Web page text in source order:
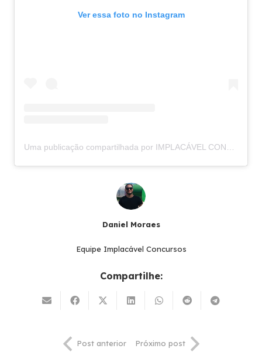
Ver essa foto no Instagram
Uma publicação compartilhada por IMPLACÁVEL CONCURSOS (@implacavelconcursos)
Daniel Moraes
Equipe Implacável Concursos
Compartilhe:
Post anterior Próximo post